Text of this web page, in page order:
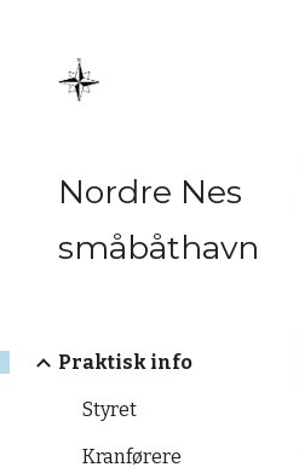
Nordre Nes
småbåthavn
Praktisk info
Styret
Kranførere